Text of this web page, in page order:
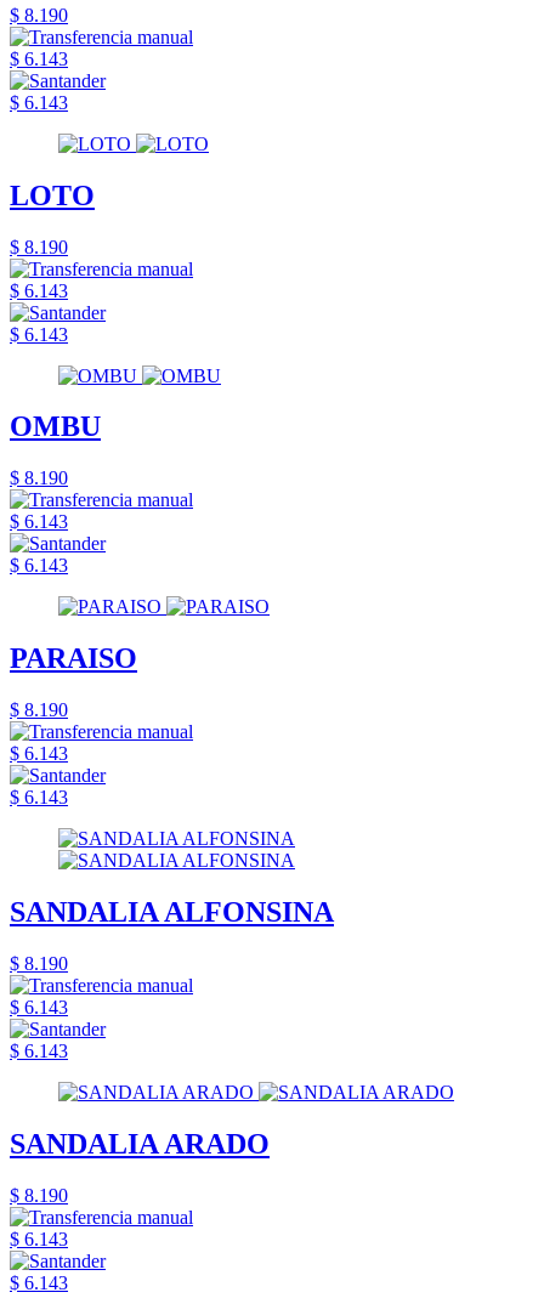
$ 8.190
$ 6.143
$ 6.143
LOTO
$ 8.190
$ 6.143
$ 6.143
OMBU
$ 8.190
$ 6.143
$ 6.143
PARAISO
$ 8.190
$ 6.143
$ 6.143
SANDALIA ALFONSINA
$ 8.190
$ 6.143
$ 6.143
SANDALIA ARADO
$ 8.190
$ 6.143
$ 6.143